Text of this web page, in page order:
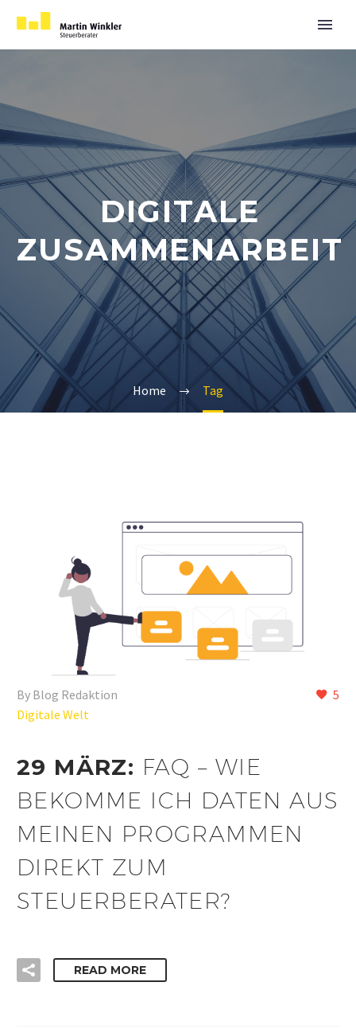
DIGITALE
ZUSAMMENARBEIT
Home Tag
5
By Blog Redaktion
Digitale Welt
29 MÄRZ: FAQ – WIE
BEKOMME ICH DATEN AUS
MEINEN PROGRAMMEN
DIREKT ZUM
STEUERBERATER?
READ MORE